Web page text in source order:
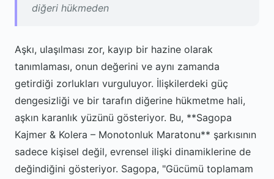
diğeri hükmeden
Aşkı, ulaşılması zor, kayıp bir hazine olarak
tanımlaması, onun değerini ve aynı zamanda
getirdiği zorlukları vurguluyor. İlişkilerdeki güç
dengesizliği ve bir tarafın diğerine hükmetme hali,
aşkın karanlık yüzünü gösteriyor. Bu, **Sagopa
Kajmer & Kolera – Monotonluk Maratonu** şarkısının
sadece kişisel değil, evrensel ilişki dinamiklerine de
değindiğini gösteriyor. Sagopa, "Gücümü toplamam